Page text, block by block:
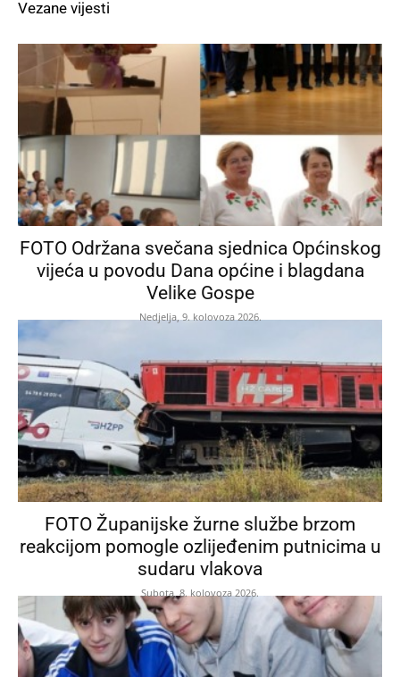
Vezane vijesti
FOTO Održana svečana sjednica Općinskog
vijeća u povodu Dana općine i blagdana
Velike Gospe
Nedjelja, 9. kolovoza 2026.
FOTO Županijske žurne službe brzom
reakcijom pomogle ozlijeđenim putnicima u
sudaru vlakova
Subota, 8. kolovoza 2026.